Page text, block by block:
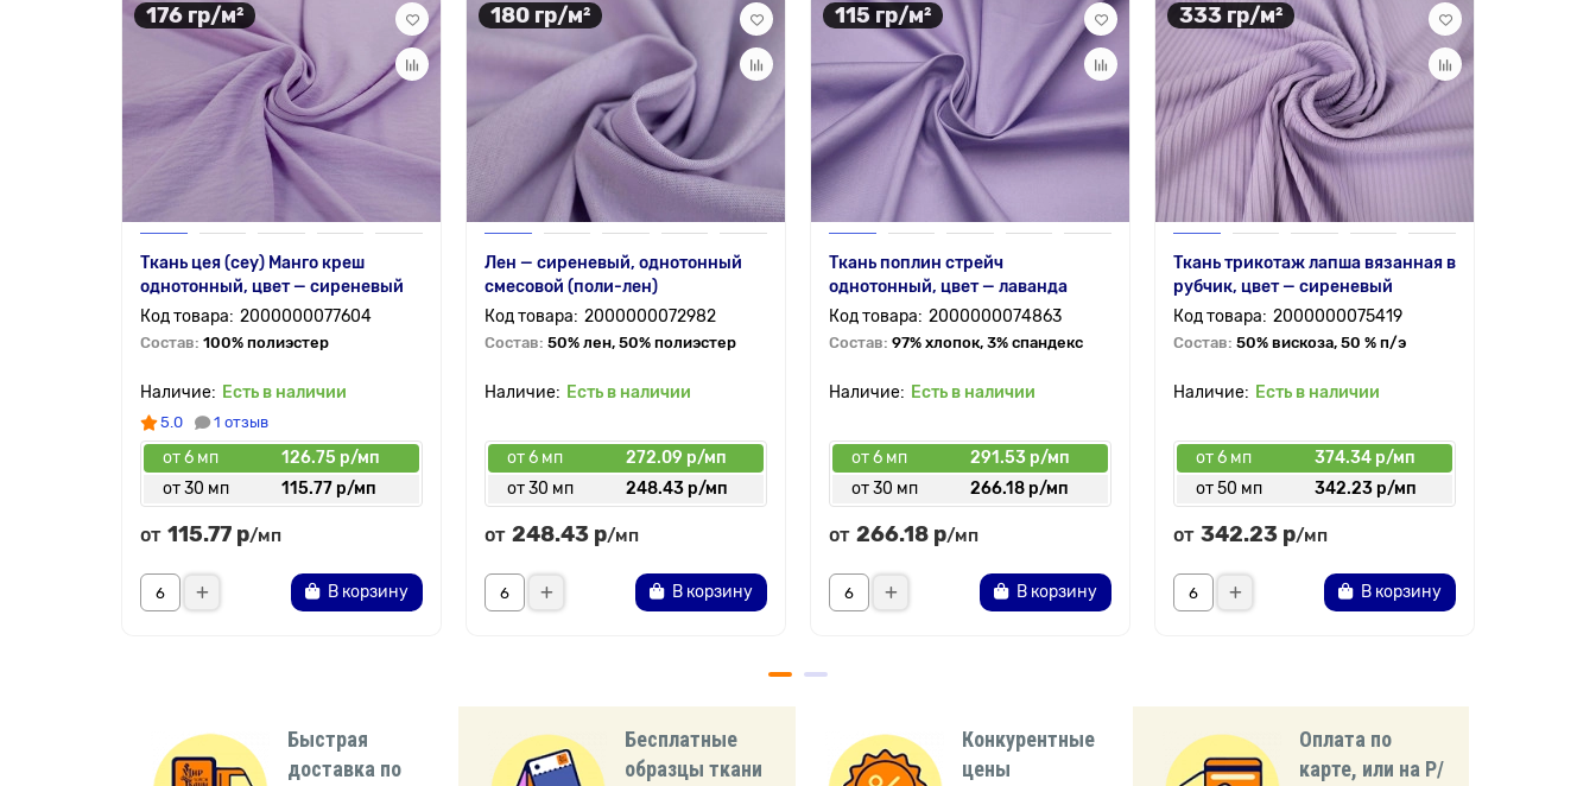
176 гр/м²
Ткань цея (cey) Манго креш
однотонный, цвет — сиреневый
2000000077604
Состав: 100% полиэстер
Есть в наличии
5.0 1 отзыв
от 6 мп
126.75 р/мп
от 30 мп
115.77 р/мп
от 115.77 р/мп
В корзину
180 гр/м²
Лен — сиреневый, однотонный
смесовой (поли-лен)
2000000072982
Состав: 50% лен, 50% полиэстер
Есть в наличии
от 6 мп
272.09 р/мп
от 30 мп
248.43 р/мп
от 248.43 р/мп
В корзину
115 гр/м²
Ткань поплин стрейч
однотонный, цвет — лаванда
2000000074863
Состав: 97% хлопок, 3% спандекс
Есть в наличии
от 6 мп
291.53 р/мп
от 30 мп
266.18 р/мп
от 266.18 р/мп
В корзину
333 гр/м²
Ткань трикотаж лапша вязанная в
рубчик, цвет — сиреневый
2000000075419
Состав: 50% вискоза, 50 % п/э
Есть в наличии
от 6 мп
374.34 р/мп
от 50 мп
342.23 р/мп
от 342.23 р/мп
В корзину
Быстрая
доставка по
Бесплатные
образцы ткани
Конкурентные
цены
Оплата по
карте, или на Р/